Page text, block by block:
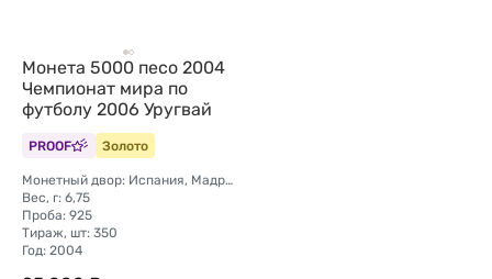
Монета 5000 песо 2004
Чемпионат мира по
футболу 2006 Уругвай
PROOF Золото
Монетный двор: Испания, Мадрид
Вес, г: 6,75
Проба: 925
Тираж, шт: 350
Год: 2004